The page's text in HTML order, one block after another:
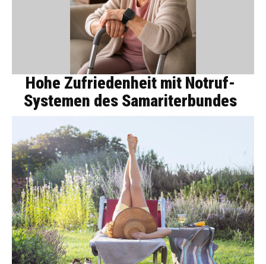
Hohe Zufriedenheit mit Notruf-
Systemen des Samariterbundes